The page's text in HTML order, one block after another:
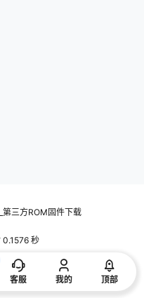
三方ROM固件下载
秒
客服 我的 顶部